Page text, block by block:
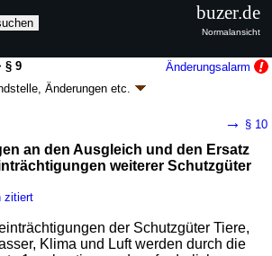
§ 9
Änderungsalarm
Änderungen etc.
1088 (Nr. 25); zuletzt geändert durchArtikel 4
I Nr. 351
wird in 6 Vorschriften zitiert
→ § 10
an den Ausgleich und den Ersatz
weiterer Schutzgüter
zitiert
der Schutzgüter Tiere,
Klima und Luft werden durch die
buzer.de
Normalansicht